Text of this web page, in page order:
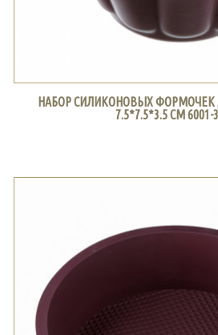
НАБОР СИЛИКОНОВЫХ
7.5*7.5*3.5 СМ 6001-